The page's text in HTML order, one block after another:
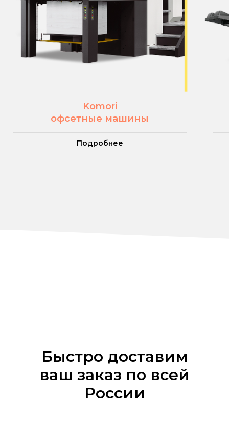
Komori
офсетные машины
Подробнее
Быстро доставим
ваш заказ по всей
России